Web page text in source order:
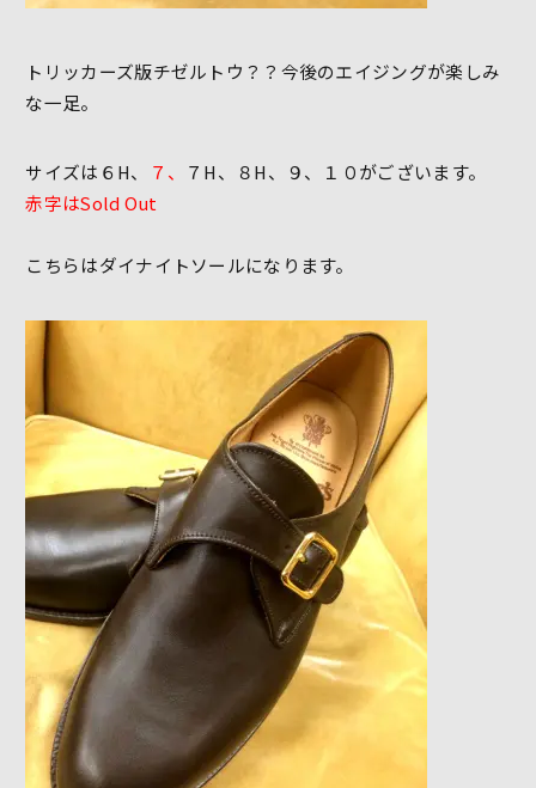
トリッカーズ版チゼルトウ？？今後のエイジングが楽しみ
な一足。
サイズは６H、 ７、
７H、８H、９、１０がございます。
赤字はSold Out
こちらはダイナイトソールになります。